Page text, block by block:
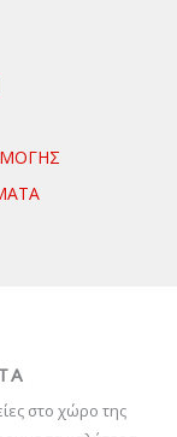
στο χώρο της